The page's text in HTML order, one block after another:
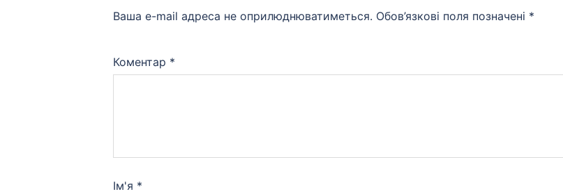
Ваша e-mail адреса не оприлюднюватиметься. Обов’язкові поля позначені *
Коментар *
Ім'я *